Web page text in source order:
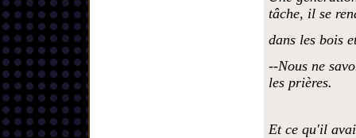
tâche, il se
dans les bois
--Nous ne
les prières.
Et ce qu'il